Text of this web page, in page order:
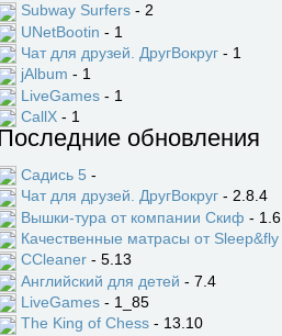
Subway Surfers - 2
UNetBootin - 1
Чат для друзей. ДругВокруг - 1
jAlbum - 1
LiveGames - 1
CallX - 1
обновления
Садись 5 -
Чат для друзей. ДругВокруг - 2.8.4
Вышки-тура от компании Скиф - 1.6
Качественные матрасы от Sleep&fly
CCleaner - 5.13
Английский для детей - 7.4
LiveGames - 1_85
The King of Chess - 13.10